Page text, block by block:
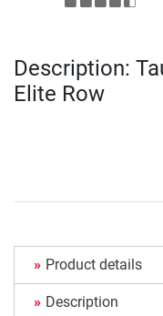
Description:
Elite Row
Product details
Description